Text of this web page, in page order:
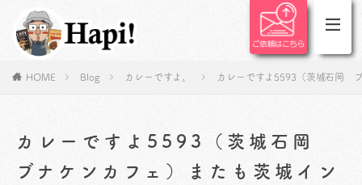
HOME Blog カレーですよ。 カレーですよ5593（茨城石岡
カレーですよ5593（茨城石岡
ブナケンカフェ）またも茨城イン